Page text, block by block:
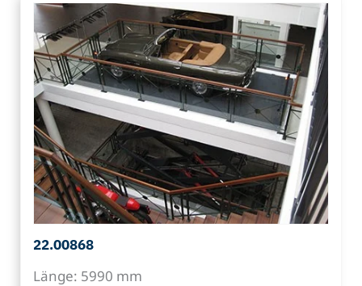
22.00868
Länge: 5990 mm